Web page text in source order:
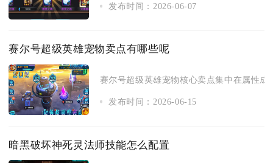
发布时间：2026-06-07
赛尔号超级英雄宠物卖点有哪些呢
赛尔号超级英雄宠物核心卖点集中在属性
发布时间：2026-06-15
暗黑破坏神死灵法师技能怎么配置